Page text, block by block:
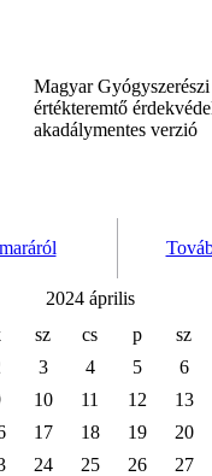
Magyar
értékteremtő
akadálymentes verzió
2024 április
sz cs p
sz
3 4 5
6
10 11 12
13
17 18 19
20
24 25 26
27